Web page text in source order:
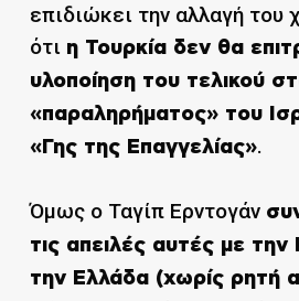
επιδιώκει την αλλαγή του
ότι η Τουρκία δεν θα
υλοποίηση του τελικού
«παραληρήματος» του
«Γης της Επαγγελίας».
Όμως ο Ταγίπ Ερντογάν
τις απειλές αυτές με την
την Ελλάδα (χωρίς ρητή